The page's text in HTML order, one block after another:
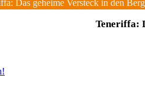
Das geheime Versteck in den
Teneriffa: